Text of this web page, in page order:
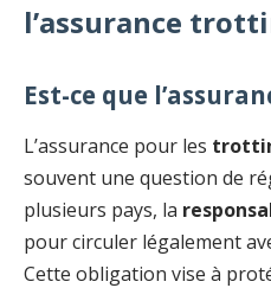
l’assurance
Est-ce que
L’assurance pour les
souvent une question de
plusieurs pays, la
pour circuler légalement
Cette obligation vise à